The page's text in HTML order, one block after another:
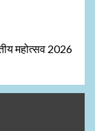
महोत्सव 2026